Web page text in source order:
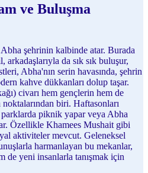
ve Buluşma
şehrinin kalbinde atar. Burada
da sık sık buluşur,
Abha'nın serin havasında, şehrin
kahve dükkanları dolup taşar.
civarı hem gençlerin hem de
biri. Haftasonları
piknik yapar veya Abha
Özellikle Khamees Mushait gibi
aktiviteler mevcut. Geleneksel
harmanlayan bu mekanlar,
de yeni insanlarla tanışmak için